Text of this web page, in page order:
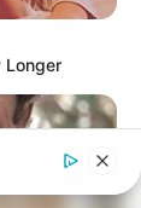
Longer